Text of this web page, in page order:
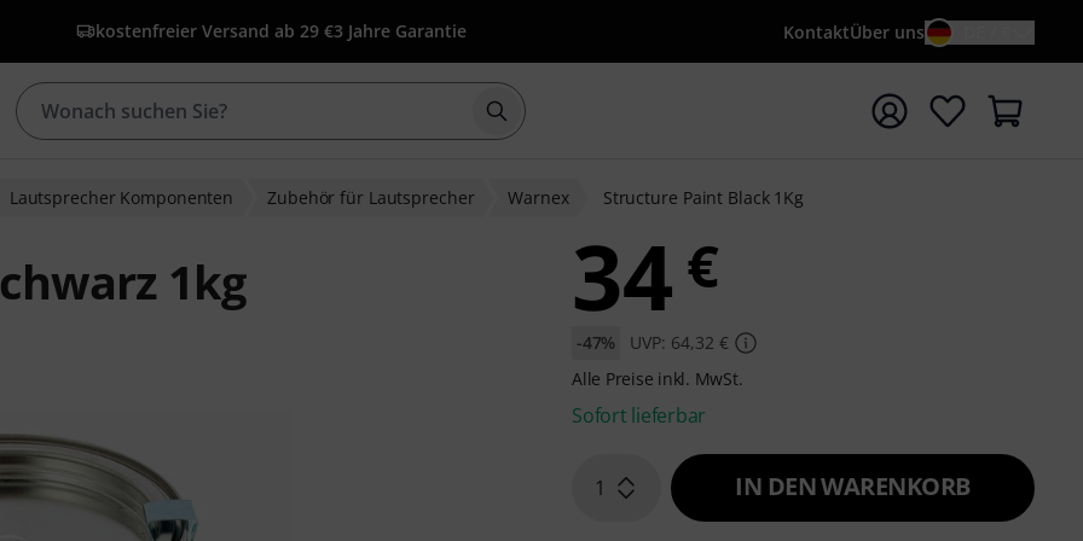
kostenfreier Versand ab 29 €3 Jahre Garantie KontaktÜber uns
Suche mit Suchwort {searchTerm} starten
Lautsprecher Komponenten Zubehör für Lautsprecher Warnex Structure Paint Black 1Kg
1kg 34 €
-47%
UVP: 64,32 €
Alle Preise inkl. MwSt.
Sofort lieferbar
1 IN DEN WARENKORB